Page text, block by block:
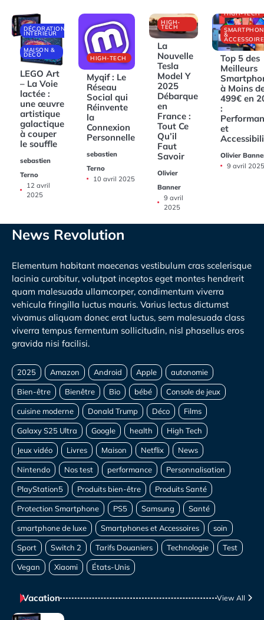
DÉCORATIONS
INTÉRIEUR
MAISON &
DECO
LEGO Art
– La Voie
lactée :
une œuvre
artistique
galactique
à couper
le souffle
sebastien
Terno
12 avril
2025
HIGH-TECH
Myqif : Le
Réseau
Social qui
Réinvente
la
Connexion
Personnelle
sebastien
Terno
10 avril 2025
HIGH-
TECH
La
Nouvelle
Tesla
Model Y
2025
Débarque
en
France :
Tout Ce
Qu’il
Faut
Savoir
Olivier
Banner
9 avril
2025
HIGH-TECH
&
Top 5 des
Meilleurs
à Moins
499€ en
:
et
Olivier
9 avril 2025
News Revolution
Elementum habitant maecenas vestibulum cras scelerisque
lacinia curabitur, volutpat inceptos eget montes hendrerit
quam malesuada ullamcorper, condimentum viverra
vehicula fringilla luctus mauris. Varius lectus dictumst
vivamus aliquam donec erat luctus, sem malesuada class
viverra tempus fermentum sollicitudin, nisl phasellus eros
gravida nisi facilisi.
Vacation View All